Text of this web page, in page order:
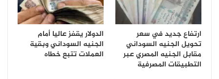
ارتفاع جديد في سعر
تحويل الجنيه السوداني
مقابل الجنيه المصري عبر
التطبيقات المصرفية
الدولار يقفز عاليا أمام
الجنيه السوداني وبقية
العملات تتبع خطاه